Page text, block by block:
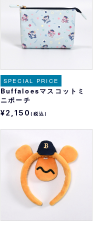
SPECIAL PRICE
Buffaloesマスコットミ
ニポーチ
¥2,150(税込)